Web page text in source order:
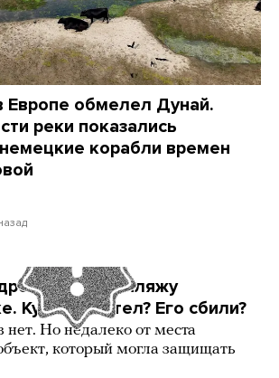
Европе обмелел Дунай.
реки показались
корабли времен
попал по пляжу
Куда он летел? Его сбили?
нет. Но недалеко от места
который могла защищать